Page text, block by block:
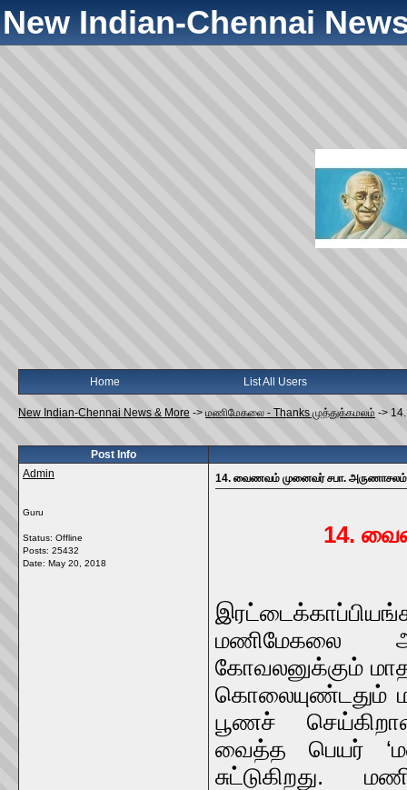
New Indian-Chennai
Home List All Users
New Indian-Chennai News & More -> மணிமேகலை - Thanks முத்துக்கமலம் ->
Post Info
Admin
Guru
Status: Offline
Posts: 25432
Date: May 20, 2018
14. வைணவம் முனைவர் சபா. அருணாசலம்
14.
மணிமேகலை
கோவலனுக்கும்
கொலையுண்டதும்
பூணச்
வைத்த பெயர்
சுட்டுகிறது.